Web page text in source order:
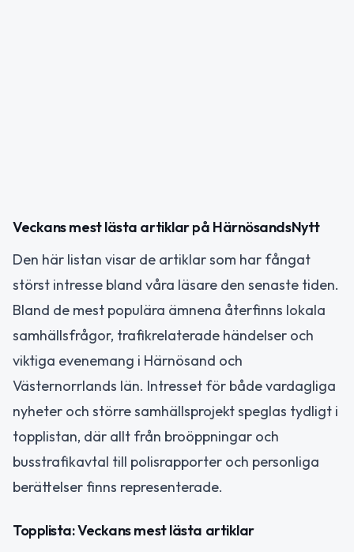
Veckans mest lästa artiklar på HärnösandsNytt
Den här listan visar de artiklar som har fångat
störst intresse bland våra läsare den senaste tiden.
Bland de mest populära ämnena återfinns lokala
samhällsfrågor, trafikrelaterade händelser och
viktiga evenemang i Härnösand och
Västernorrlands län. Intresset för både vardagliga
nyheter och större samhällsprojekt speglas tydligt i
topplistan, där allt från broöppningar och
busstrafikavtal till polisrapporter och personliga
berättelser finns representerade.
Topplista: Veckans mest lästa artiklar